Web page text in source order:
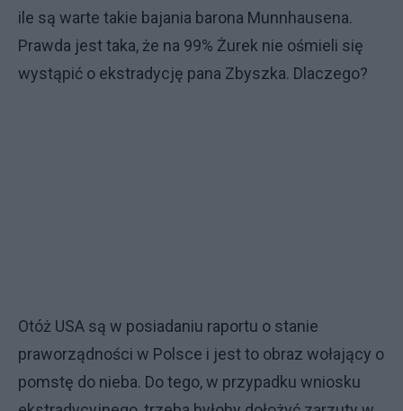
ile są warte takie bajania barona Munnhausena.
Prawda jest taka, że na 99% Żurek nie ośmieli się
wystąpić o ekstradycję pana Zbyszka. Dlaczego?
Otóż USA są w posiadaniu raportu o stanie
praworządności w Polsce i jest to obraz wołający o
pomstę do nieba. Do tego, w przypadku wniosku